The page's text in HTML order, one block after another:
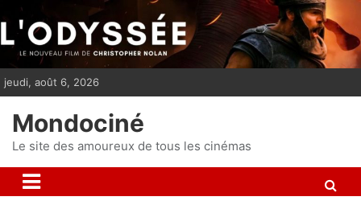
i
p
t
n
jeudi, août 6, 2026
Mondociné
Le site des amoureux de tous les cinémas